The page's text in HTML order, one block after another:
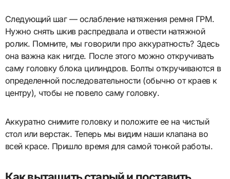
Следующий шаг — ослабление натяжения ремня ГРМ.
Нужно снять шкив распредвала и отвести натяжной
ролик. Помните, мы говорили про аккуратность? Здесь
она важна как нигде. После этого можно откручивать
саму головку блока цилиндров. Болты откручиваются в
определенной последовательности (обычно от краев к
центру), чтобы не повело саму головку.
Аккуратно снимите головку и положите ее на чистый
стол или верстак. Теперь мы видим наши клапана во
всей красе. Пришло время для самой тонкой работы.